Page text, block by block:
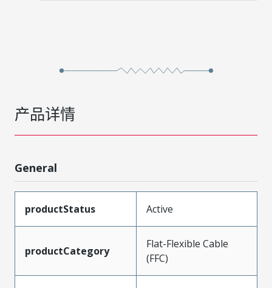
产品详情
General
productStatus Active
productCategory
Flat-Flexible Cable
(FFC)